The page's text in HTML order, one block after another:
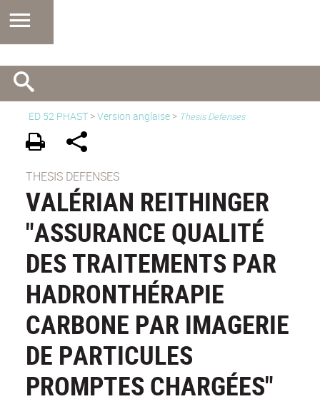
ED 52 PHAST >Version anglaise > Thesis Defenses
THESIS DEFENSES
VALÉRIAN REITHINGER
"ASSURANCE QUALITÉ
DES TRAITEMENTS PAR
HADRONTHÉRAPIE
CARBONE PAR IMAGERIE
DE PARTICULES
PROMPTES CHARGÉES"